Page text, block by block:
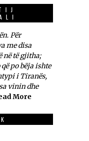
Për
me disa
në të gjitha;
po bëja ishte
i Tiranës,
vinin dhe
More